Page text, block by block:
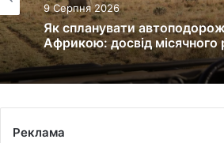
9 Серпня 2026
Як спланувати
Африкою: досвід місячного
Реклама